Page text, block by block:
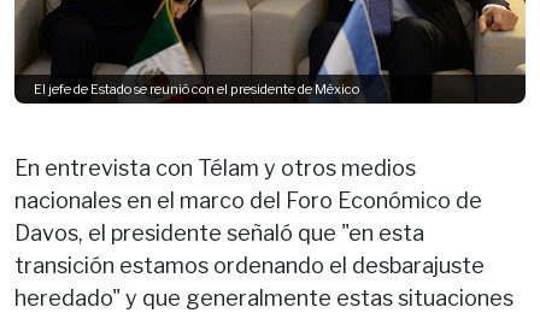
El jefe de Estado se reunió con el presidente de México
En entrevista con Télam y otros medios
nacionales en el marco del Foro Económico de
Davos, el presidente señaló que "en esta
transición estamos ordenando el desbarajuste
heredado" y que generalmente estas situaciones